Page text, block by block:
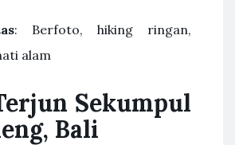
: Berfoto, hiking ringan,
alam
Sekumpul
Bali